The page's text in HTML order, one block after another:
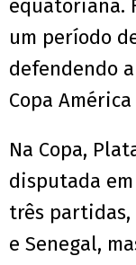
equatoriana.
um período
defendendo
Copa
Na Copa,
disputada em
três partidas,
e Senegal,